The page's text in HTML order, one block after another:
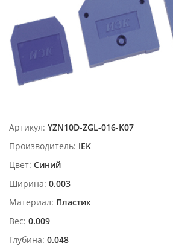
Артикул: YZN10D-ZGL-016-K07
Производитель: IEK
Цвет: Синий
Ширина: 0.003
Материал: Пластик
Вес: 0.009
Глубина: 0.048